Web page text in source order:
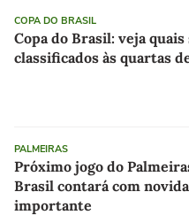
COPA DO BRASIL
Copa do Brasil: veja
classificados às quartas
PALMEIRAS
Próximo jogo do
Brasil contará com
importante